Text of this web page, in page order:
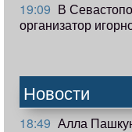
19:09 В
организатор
Новости
18:49 Алла